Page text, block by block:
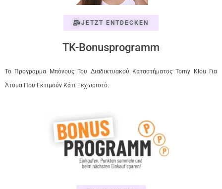
JETZT ENTDECKEN
TK-Bonusprogramm
Το Πρόγραμμα Μπόνους Του Διαδικτυακού Καταστήματος Tomy Klou Για
Άτομα Που Εκτιμούν Κάτι Ξεχωριστό.